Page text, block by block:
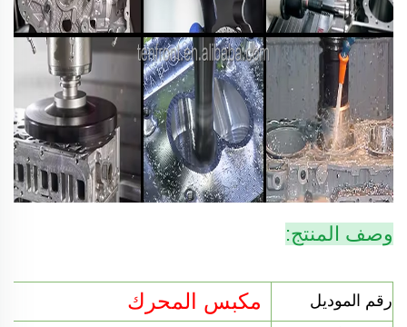
وصف المنتج:
رقم الموديل مكبس المحرك